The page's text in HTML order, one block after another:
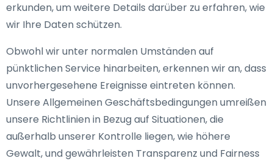
erkunden, um weitere Details darüber zu erfahren, wie
wir Ihre Daten schützen.
Obwohl wir unter normalen Umständen auf
pünktlichen Service hinarbeiten, erkennen wir an, dass
unvorhergesehene Ereignisse eintreten können.
Unsere Allgemeinen Geschäftsbedingungen umreißen
unsere Richtlinien in Bezug auf Situationen, die
außerhalb unserer Kontrolle liegen, wie höhere
Gewalt, und gewährleisten Transparenz und Fairness